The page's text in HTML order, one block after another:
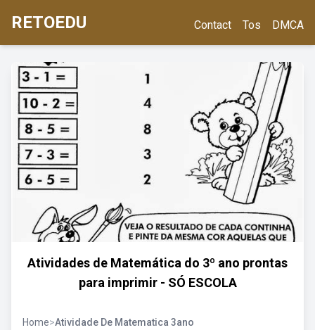
RETOEDU Contact Tos DMCA
Atividades de Matemática do 3º ano prontas
para imprimir - SÓ ESCOLA
Home>Atividade De Matematica 3ano